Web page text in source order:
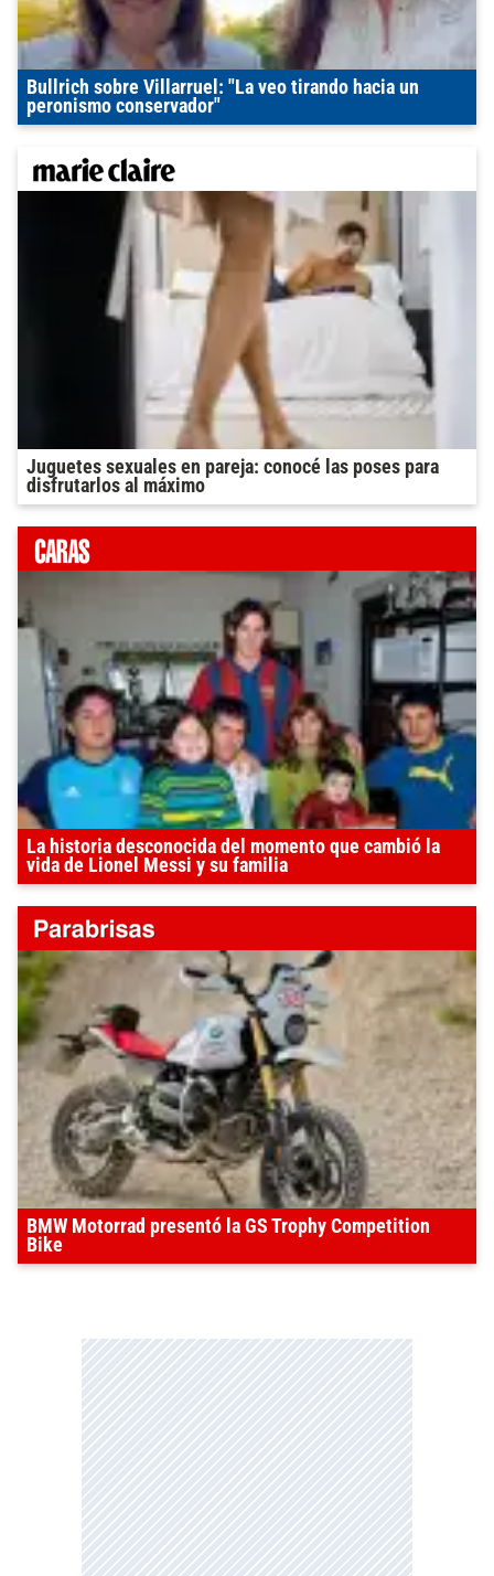
Bullrich sobre Villarruel: "La veo tirando hacia un
peronismo conservador"
Juguetes sexuales en pareja: conocé las poses para
disfrutarlos al máximo
La historia desconocida del momento que cambió la
vida de Lionel Messi y su familia
BMW Motorrad presentó la GS Trophy Competition
Bike